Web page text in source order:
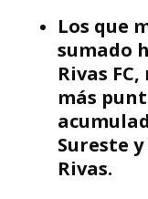
Los que
sumado
Rivas
más
Sureste
Rivas.